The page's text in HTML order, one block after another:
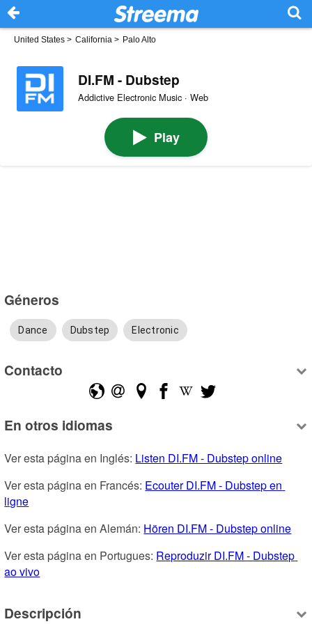
United States > California > Palo Alto
DI.FM - Dubstep
Addictive Electronic Music · Web
Play
Géneros
Dance Dubstep Electronic
Contacto
En otros idiomas
Ver esta página en Inglés: Listen DI.FM - Dubstep online
Ver esta página en Francés: Ecouter DI.FM - Dubstep en
ligne
Ver esta página en Alemán: Hören DI.FM - Dubstep online
Ver esta página en Portugues: Reproduzir DI.FM - Dubstep
ao vivo
Descripción